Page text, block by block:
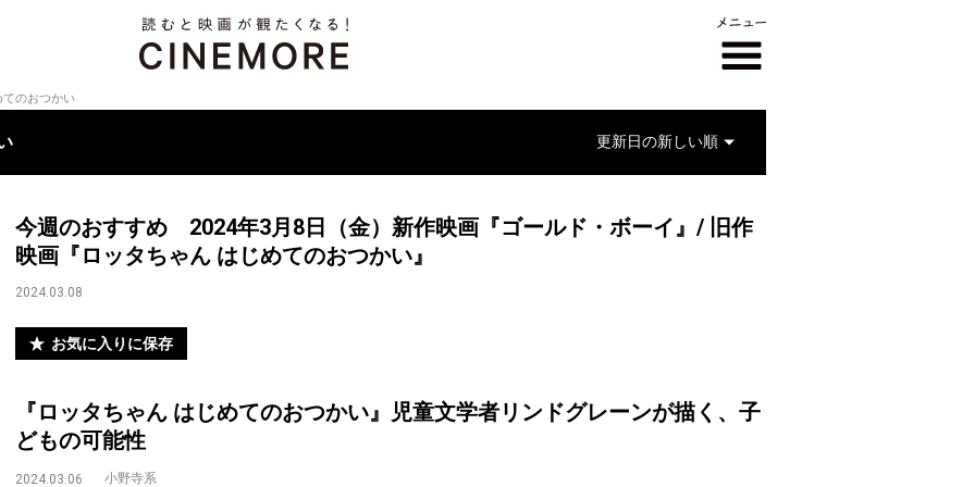
のおつかい
今週のおすすめ 2024年3月8日（金）新作映画『ゴールド・ボーイ』/ 旧作
映画『ロッタちゃん はじめてのおつかい』
2024.03.08
お気に入りに保存
『ロッタちゃん はじめてのおつかい』児童文学者リンドグレーンが描く、子
どもの可能性
2024.03.06 小野寺系